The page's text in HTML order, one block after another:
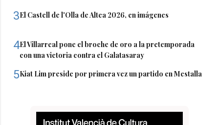
3El Castell de l'Olla de Altea 2026, en imágenes
4El Villarreal pone el broche de oro a la pretemporada
con una victoria contra el Galatasaray
5Kiat Lim preside por primera vez un partido en Mestalla